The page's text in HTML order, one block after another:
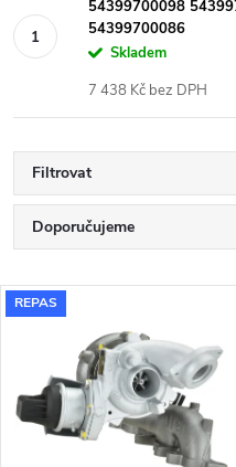
54399700098
54399700086
Skladem
7 438 Kč bez DPH
Filtrovat
Ř
a
e
Doporučujeme
Nejdražší
Nejprodávanější
Abecedně
V
p
REPAS